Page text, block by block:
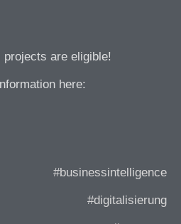
projects are eligible!
here:
#businessintelligence
#digitalisierung